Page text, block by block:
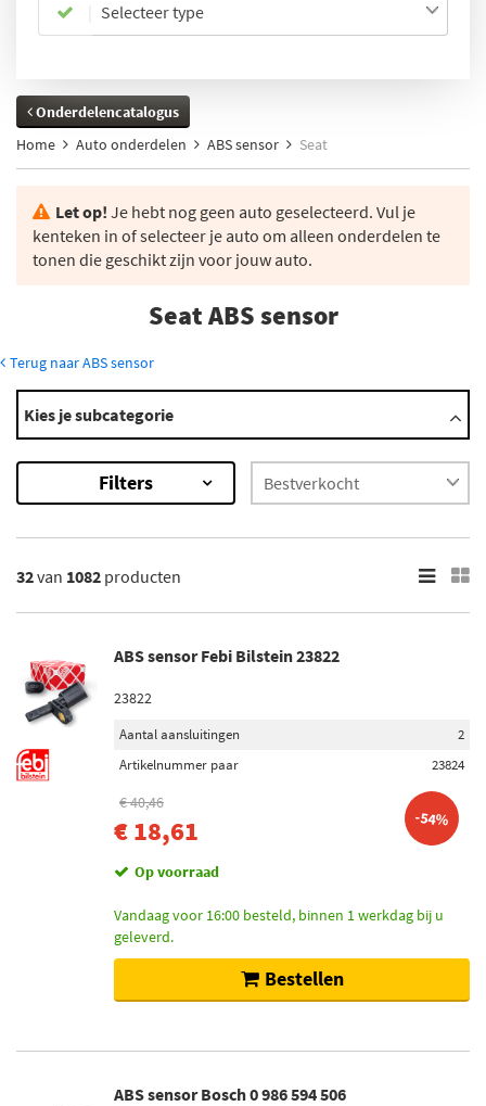
Selecteer type
Onderdelencatalogus
Home
Auto onderdelen ABS sensor Seat
Let op! Je hebt nog geen auto geselecteerd. Vul je
kenteken in of selecteer je auto om alleen onderdelen te
tonen die geschikt zijn voor jouw auto.
Seat ABS sensor
Terug naar ABS sensor
Modellen
127
128
850
Alhambra
×
Resultaten
Merk
Febi Bilstein (38)
Triscan (28)
Delphi Diesel (45)
Categorieën
Kabelreparatieset (12)
Kies je subcategorie
Filters
32van 1082 producten
ABS sensor Febi Bilstein 23822
23822
Aantal aansluitingen
2
Artikelnummer paar
23824
€ 40,46
€ 18,61 -54%
Op voorraad
Vandaag voor 16:00 besteld, binnen 1 werkdag bij u
geleverd.
Bestellen
ABS sensor Bosch 0 986 594 506